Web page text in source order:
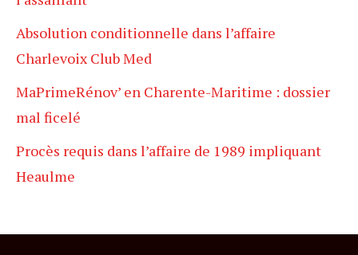
Absolution conditionnelle dans l’affaire
Charlevoix Club Med
MaPrimeRénov’ en Charente-Maritime : dossier
mal ficelé
Procès requis dans l’affaire de 1989 impliquant
Heaulme